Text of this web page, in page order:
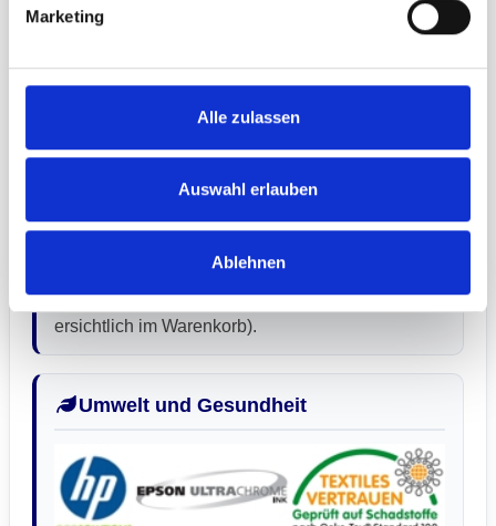
Marketing
Alle zulassen
Auswahl erlauben
Ablehnen
ist Ihr perfekter Partner für höchste Ansprüche im
schneller Auf- und Abbau stehen im Vordergrund,
z.B. bei Promotionaktionen, Hausmessen,
Express-Produktion sowie Express-Versand
gegen Aufpreis möglich (Preise und Zeiten
ersichtlich im Warenkorb).
Umwelt und Gesundheit